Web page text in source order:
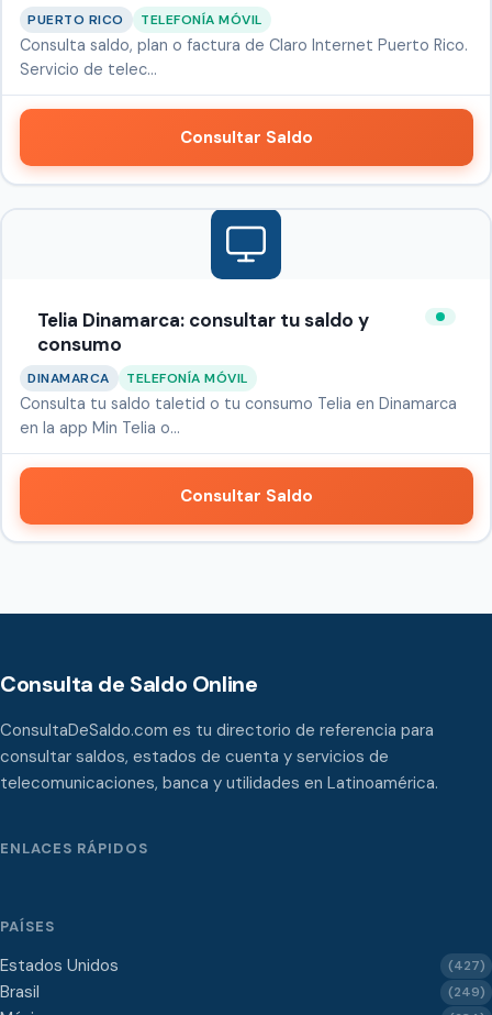
PUERTO RICO TELEFONÍA MÓVIL
Consulta saldo, plan o factura de Claro Internet Puerto Rico.
Servicio de telec…
Consultar Saldo
Telia Dinamarca: consultar tu saldo y
consumo
DINAMARCA TELEFONÍA MÓVIL
Consulta tu saldo taletid o tu consumo Telia en Dinamarca
en la app Min Telia o…
Consultar Saldo
Consulta de Saldo Online
ConsultaDeSaldo.com es tu directorio de referencia para
consultar saldos, estados de cuenta y servicios de
telecomunicaciones, banca y utilidades en Latinoamérica.
ENLACES RÁPIDOS
PAÍSES
Estados Unidos (427)
Brasil (249)